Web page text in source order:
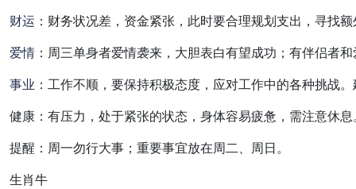
财运 ：财务状况差，资金紧张，此时要合理规划支出，寻找
爱情 ：周三单身者爱情袭来，大胆表白有望成功；有伴侣者
事业 ：工作不顺，要保持积极态度，应对工作中的各种挑战
健康：有压力，处于紧张的状态，身体容易疲惫，需注意休息
提醒：周一勿行大事；重要事宜放在周二、周日。
生肖牛